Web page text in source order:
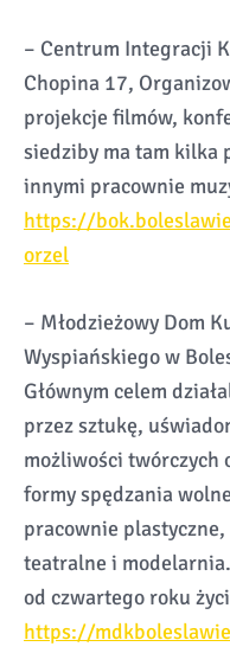
– Centrum Integracji
Chopina 17,
projekcje filmów,
siedziby ma tam kilka
innymi pracownie
https://
orzel
– Młodzieżowy Dom
Wyspiańskiego w
Głównym celem
przez sztukę,
możliwości twórczych
formy spędzania
pracownie
teatralne i
od czwartego roku
https://